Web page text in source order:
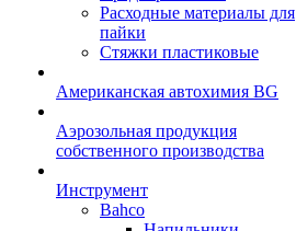
Расходные материалы для
пайки
Стяжки пластиковые
Американская автохимия BG
Аэрозольная продукция
собственного производства
Инструмент
Bahco